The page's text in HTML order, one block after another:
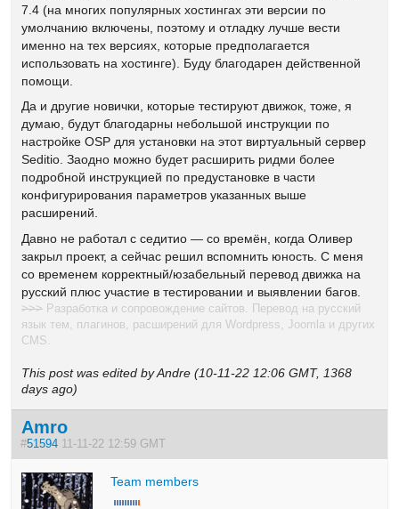
7.4 (на многих популярных хостингах эти версии по
умолчанию включены, поэтому и отладку лучше вести
именно на тех версиях, которые предполагается
использовать на хостинге). Буду благодарен действенной
помощи.
Да и другие новички, которые тестируют движок, тоже, я
думаю, будут благодарны небольшой инструкции по
настройке OSP для установки на этот виртуальный сервер
Seditio. Заодно можно будет расширить ридми более
подробной инструкцией по предустановке в части
конфигурирования параметров указанных выше
расширений.
Давно не работал с седитио — со времён, когда Оливер
закрыл проект, а сейчас решил вспомнить юность. С меня
со временем корректный/юзабельный перевод движка на
русский плюс участие в тестировании и выявлении багов.
>>> Разработка и сопровождение сайтов. Перевод на русский
язык тем, плагинов, расширений для Wordpress, Joomla и других
CMS.
This post was edited by Andre (10-11-22 12:06 GMT, 1368
days ago)
Amro
#51594 11-11-22 12:59 GMT
Team members